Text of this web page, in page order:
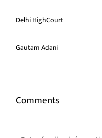
Delhi HighCourt
Gautam Adani
Comments